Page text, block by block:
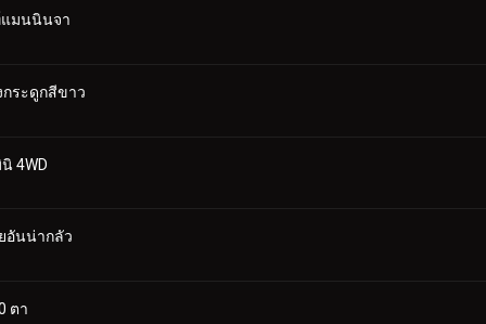
แมนนินจา
กระดูกสีขาว
4WD
อันน่ากลัว
ตา